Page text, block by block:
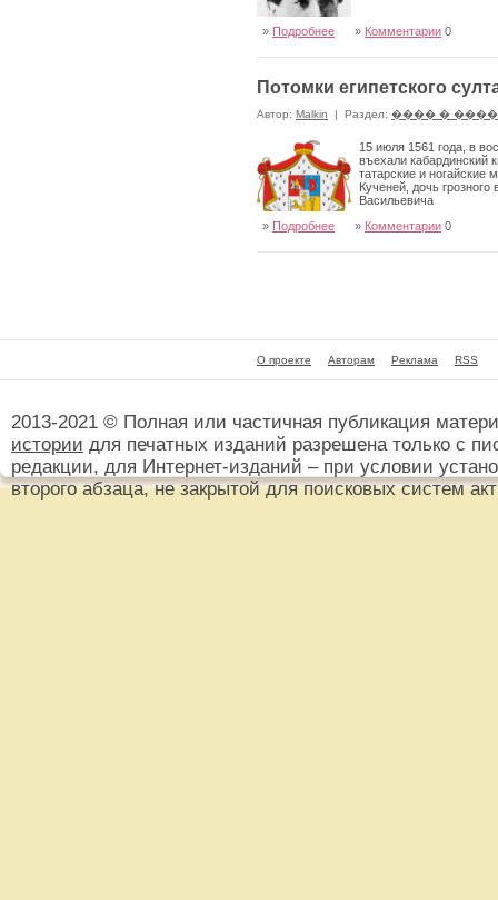
» Подробнее » Комментарии 0
Потомки египетского
Автор: Malkin | Раздел: ���� �
15 июля 1561 года, в
въехали кабардинский
татарские и ногайские
Кученей, дочь
Васильевича
» Подробнее » Комментарии 0
О проекте Авторам Реклама RSS
2013-2021 © Полная или частичная публикация
истории для печатных изданий разрешена только с
редакции, для Интернет-изданий – при условии
второго абзаца, не закрытой для поисковых систем